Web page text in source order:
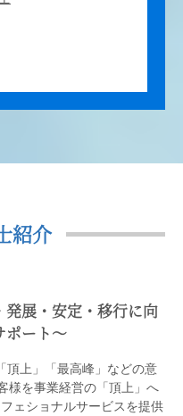
紹介
展・安定・移行に向
ポート〜
頂上」「最高峰」などの意
様を事業経営の「頂上」へ
ェショナルサービスを提供